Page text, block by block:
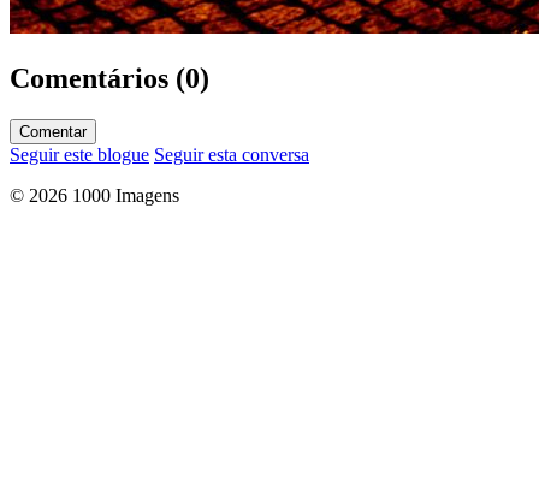
Comentários (0)
Comentar
Seguir este blogue Seguir esta conversa
© 2026 1000 Imagens